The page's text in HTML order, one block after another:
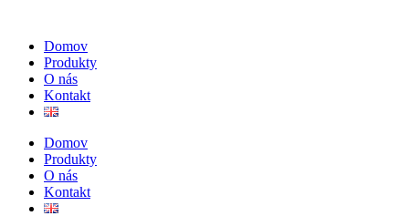
obsah
Domov
Produkty
O nás
Kontakt
Domov
Produkty
O nás
Kontakt